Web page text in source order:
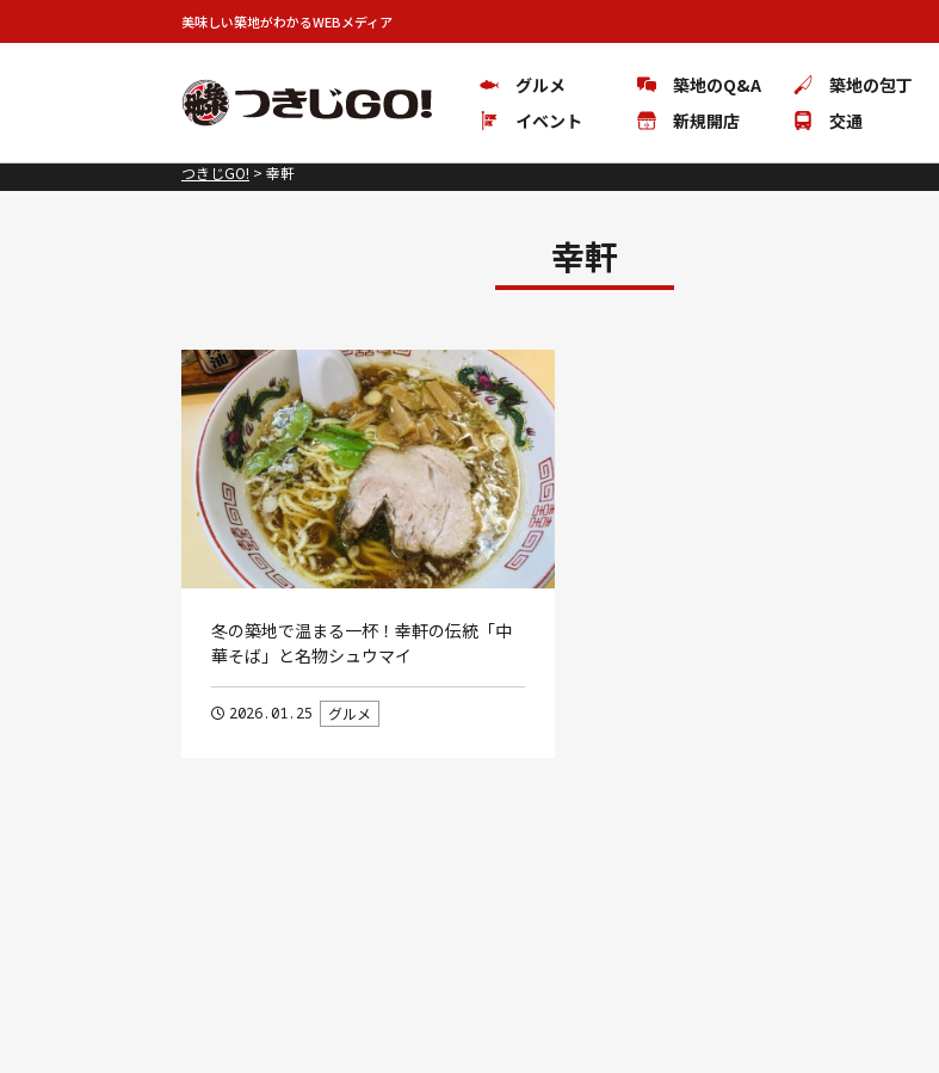
美味しい築地がわかるWEBメディア
グルメ 築地のQ&A 築地の包丁
イベント
新規開店 交通
つきじGO! > 幸軒
幸軒
冬の築地で温まる一杯！幸軒の伝統「中
華そば」と名物シュウマイ
2026.01.25 グルメ